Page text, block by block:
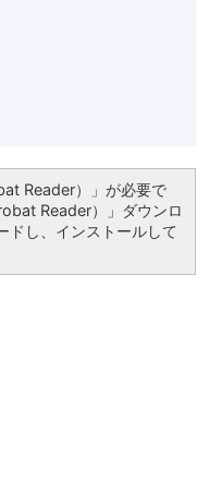
Reader）」が必要で
Reader）」ダウンロ
ドし、インストールして